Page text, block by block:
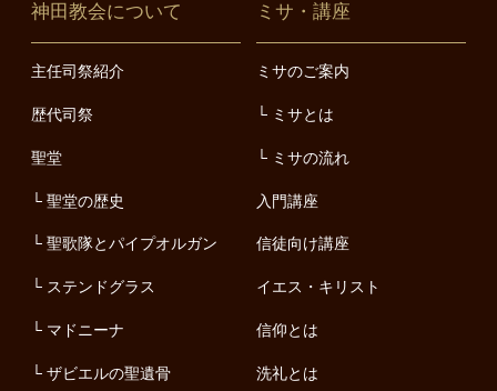
神田教会について
主任司祭紹介
歴代司祭
聖堂
聖堂の歴史
聖歌隊とパイプオルガン
ステンドグラス
マドニーナ
ザビエルの聖遺骨
ミサ・講座
ミサのご案内
ミサとは
ミサの流れ
入門講座
信徒向け講座
イエス・キリスト
信仰とは
洗礼とは